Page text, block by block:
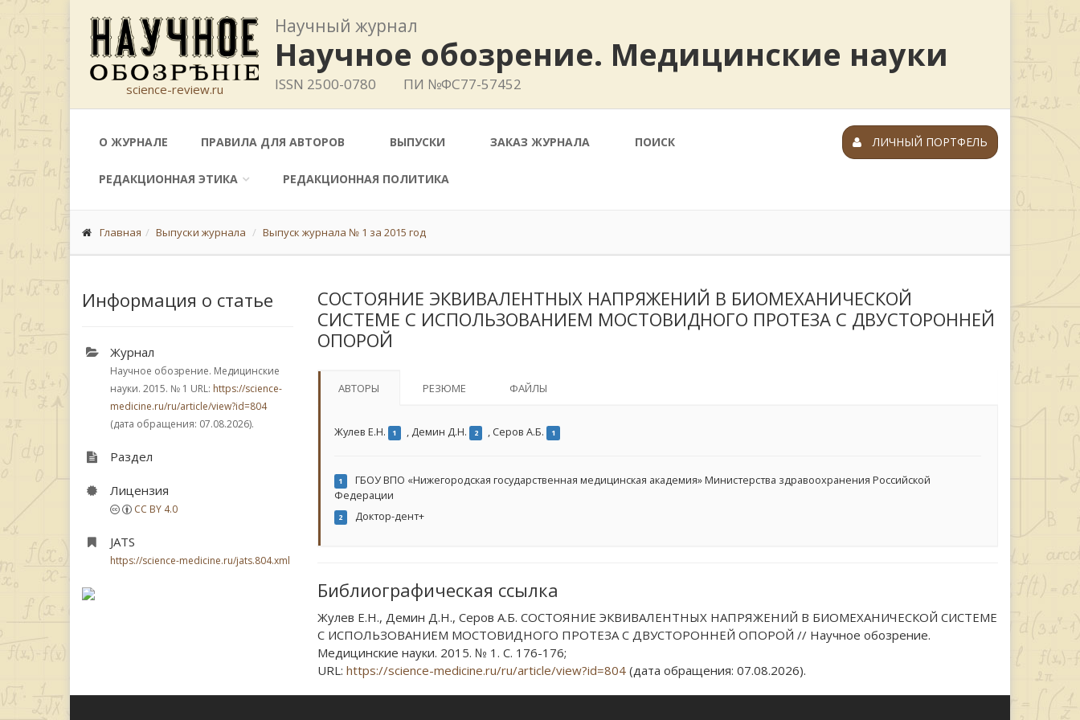
science-review.ru
Научный журнал
Научное обозрение. Медицинские науки
ISSN 2500-0780 ПИ №ФС77-57452
О ЖУРНАЛЕ ПРАВИЛА ДЛЯ АВТОРОВ ВЫПУСКИ ЗАКАЗ ЖУРНАЛА ПОИСК
РЕДАКЦИОННАЯ ЭТИКА РЕДАКЦИОННАЯ ПОЛИТИКА
ЛИЧНЫЙ ПОРТФЕЛЬ
Главная Выпуски журнала Выпуск журнала № 1 за 2015 год
Информация о статье
Журнал
Научное обозрение. Медицинские
науки. 2015. № 1 URL: https://science-
medicine.ru/ru/article/view?id=804
(дата обращения: 07.08.2026).
Раздел
Лицензия
CC BY 4.0
JATS
https://science-medicine.ru/jats.804.xml
СОСТОЯНИЕ ЭКВИВАЛЕНТНЫХ НАПРЯЖЕНИЙ В БИОМЕХАНИЧЕСКОЙ
СИСТЕМЕ С ИСПОЛЬЗОВАНИЕМ МОСТОВИДНОГО ПРОТЕЗА С ДВУСТОРОННЕЙ
ОПОРОЙ
АВТОРЫ РЕЗЮМЕ ФАЙЛЫ
Жулев Е.Н. 1 , Демин Д.Н. 2 , Серов А.Б. 1
1
ГБОУ ВПО «Нижегородская государственная медицинская академия» Министерства здравоохранения Российской
Федерации
2 Доктор-дент+
Библиографическая ссылка
Жулев Е.Н., Демин Д.Н., Серов А.Б. СОСТОЯНИЕ ЭКВИВАЛЕНТНЫХ НАПРЯЖЕНИЙ В БИОМЕХАНИЧЕСКОЙ СИСТЕМЕ
С ИСПОЛЬЗОВАНИЕМ МОСТОВИДНОГО ПРОТЕЗА С ДВУСТОРОННЕЙ ОПОРОЙ // Научное обозрение.
Медицинские науки. 2015. № 1. С. 176-176;
URL: https://science-medicine.ru/ru/article/view?id=804(дата обращения: 07.08.2026).